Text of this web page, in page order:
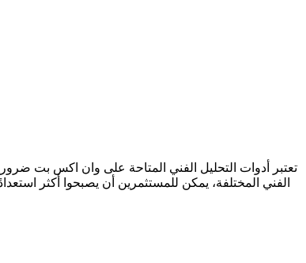
تعتبر أدوات التحليل الفني المتاحة على وان اكس بت
الفني المختلفة، يمكن للمستثمرين أن يصبحوا أكثر